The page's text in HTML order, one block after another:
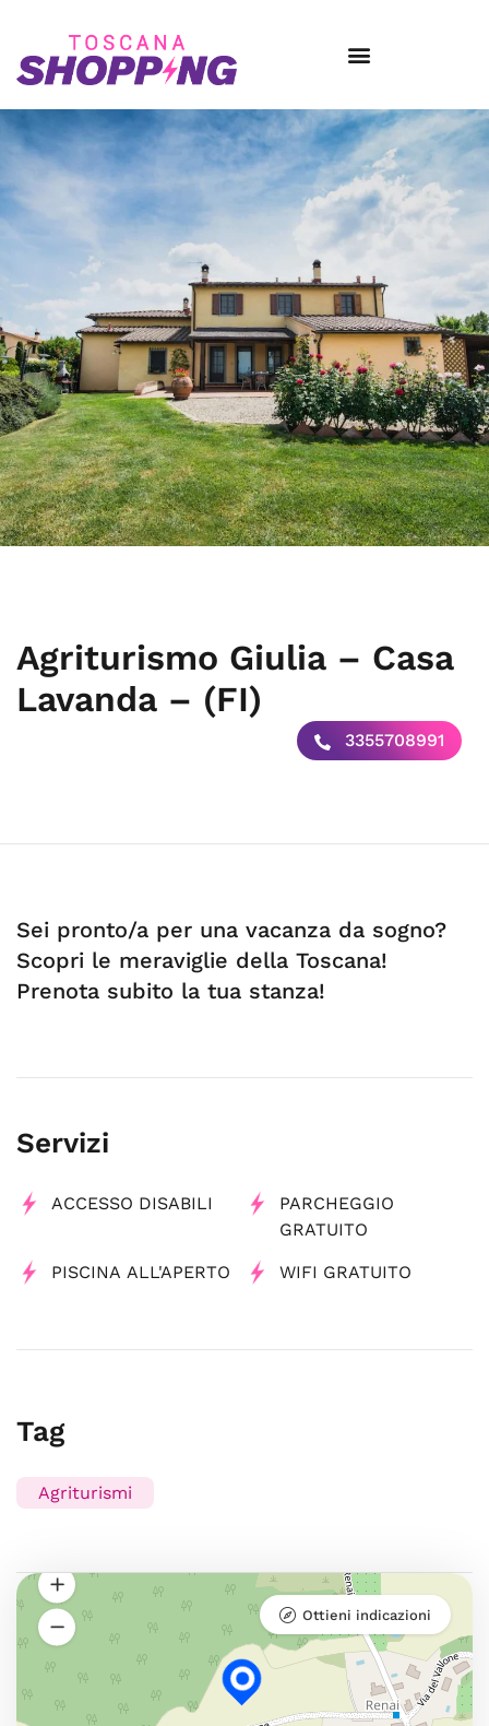
Agriturismo Giulia – Casa
Lavanda – (FI)
3355708991
Sei pronto/a per una vacanza da sogno?
Scopri le meraviglie della Toscana!
Prenota subito la tua stanza!
Servizi
ACCESSO DISABILI
PARCHEGGIO
GRATUITO
PISCINA ALL'APERTO WIFI GRATUITO
Tag
Agriturismi
Ottieni indicazioni